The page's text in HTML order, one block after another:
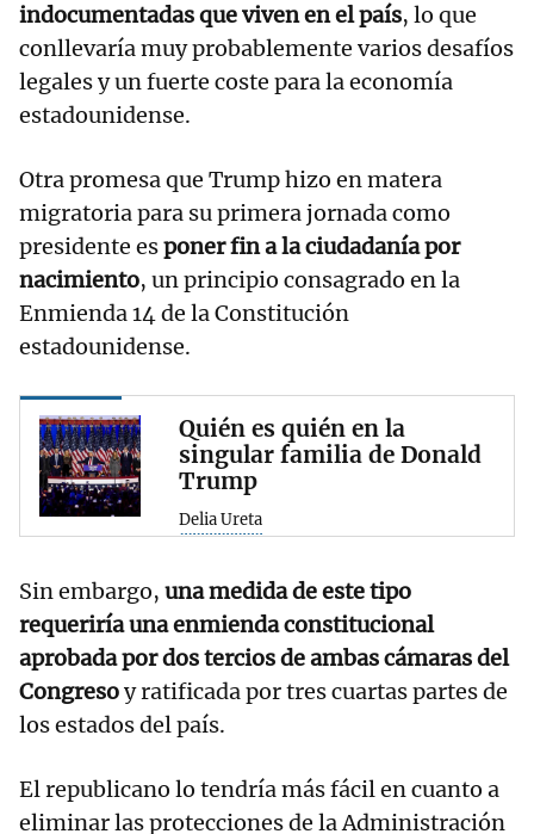
indocumentadas que viven en el país, lo que
conllevaría muy probablemente varios desafíos
legales y un fuerte coste para la economía
estadounidense.
Otra promesa que Trump hizo en matera
migratoria para su primera jornada como
presidente esponer fin a la ciudadanía por
nacimiento, un principio consagrado en la
Enmienda 14 de la Constitución
estadounidense.
Quién es quién en la
singular familia de Donald
Trump
Delia Ureta
Sin embargo, una medida de este tipo
requeriría una enmienda constitucional
aprobada por dos tercios de ambas cámaras del
Congresoy ratificada por tres cuartas partes de
los estados del país.
El republicano lo tendría más fácil en cuanto a
eliminar las protecciones de la Administración